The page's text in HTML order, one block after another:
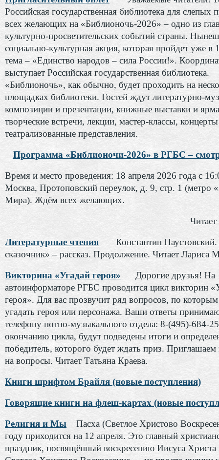
Российская государственная библиотека для слепых
всех желающих на «Библионочь-2026» – одно из
культурно-просветительских событий страны.
социально-культурная акция, которая пройдет уже в
тема – «Единство народов – сила России!».
выступает Российская государственная библиотека.
«Библионочь», как обычно, будет проходить на
площадках библиотеки. Гостей ждут литературно-
композиции и презентации, книжные выставки и
творческие встречи, лекции, мастер-классы,
театрализованные представления.
Программа «Библионочи-2026» в РГБС –
Время и место проведения: 18 апреля 2026 года с
Москва, Протоповский переулок, д. 9, стр. 1 (метро
Мира). Ждём всех желающих.
Литературные чтения
Константин
сказочник» – рассказ. Продолжение. Читает Лариса
Викторина «Угадай героя»
Дорогие друзья! На
автоинформаторе РГБС проводится цикл викторин
героя». Для вас прозвучит ряд вопросов, по
угадать героя или персонажа. Ваши ответы
телефону нотно-музыкального отдела: 8-(495)-684-
окончанию цикла, будут подведены итоги и
победитель, которого будет ждать приз. Приглашаем
на вопросы. Читает Татьяна Краева.
Книги шрифтом Брайля (новые поступления)
Говорящие книги на флеш-картах (новые
Религия и Мы
Пасха (Светлое Христово
году приходится на 12 апреля. Это главный
праздник, посвящённый воскресению Иисуса